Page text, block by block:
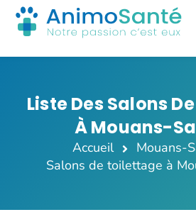
Liste Des Salons
À Mouans-
Accueil
Mouans-
Salons de toilettage à